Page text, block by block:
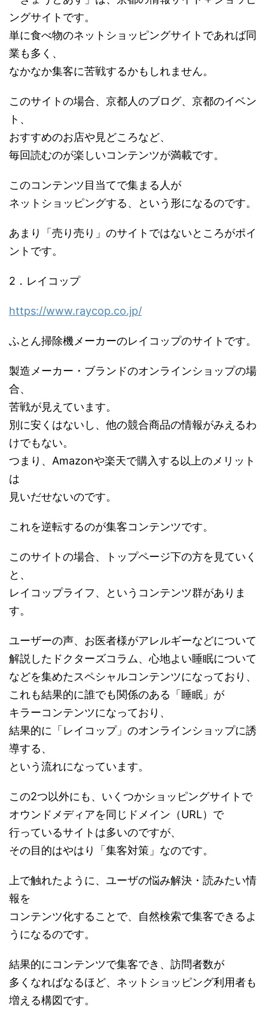
ングサイトです。
単に食べ物のネットショッピングサイトであれば同
業も多く、
なかなか集客に苦戦するかもしれません。
このサイトの場合、京都人のブログ、京都のイベン
ト、
おすすめのお店や見どころなど、
毎回読むのが楽しいコンテンツが満載です。
このコンテンツ目当てで集まる人が
ネットショッピングする、という形になるのです。
あまり「売り売り」のサイトではないところがポイ
ントです。
2．レイコップ
https://www.raycop.co.jp/
ふとん掃除機メーカーのレイコップのサイトです。
製造メーカー・ブランドのオンラインショップの場
合、
苦戦が見えています。
別に安くはないし、他の競合商品の情報がみえるわ
けでもない。
つまり、Amazonや楽天で購入する以上のメリット
は
見いだせないのです。
これを逆転するのが集客コンテンツです。
このサイトの場合、トップページ下の方を見ていく
と、
レイコップライフ、というコンテンツ群がありま
す。
ユーザーの声、お医者様がアレルギーなどについて
解説したドクターズコラム、心地よい睡眠について
などを集めたスペシャルコンテンツになっており、
これも結果的に誰でも関係のある「睡眠」が
キラーコンテンツになっており、
結果的に「レイコップ」のオンラインショップに誘
導する、
という流れになっています。
この2つ以外にも、いくつかショッピングサイトで
オウンドメディアを同じドメイン（URL）で
行っているサイトは多いのですが、
その目的はやはり「集客対策」なのです。
上で触れたように、ユーザの悩み解決・読みたい情
報を
コンテンツ化することで、自然検索で集客できるよ
うになるのです。
結果的にコンテンツで集客でき、訪問者数が
多くなればなるほど、ネットショッピング利用者も
増える構図です。